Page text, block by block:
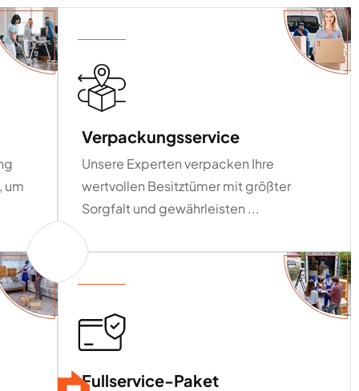
um
Verpackungsservice
Unsere Experten verpacken Ihre
wertvollen Besitztümer mit größter
Sorgfalt und gewährleisten ...
Fullservice-Paket